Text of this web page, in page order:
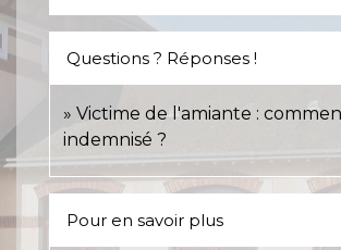
Questions ? Réponses !
Victime de l'amiante :
indemnisé ?
Pour en savoir plus